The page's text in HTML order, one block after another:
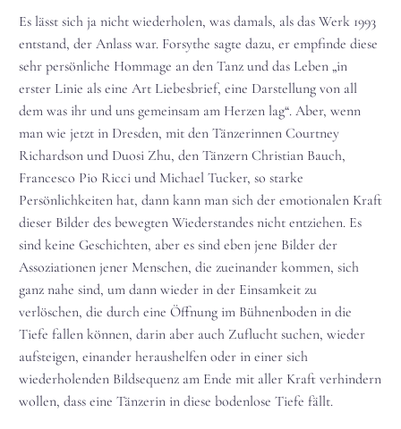
Es lässt sich ja nicht wiederholen, was damals, als das Werk 1993
entstand, der Anlass war. Forsythe sagte dazu, er empfinde diese
sehr persönliche Hommage an den Tanz und das Leben „in
erster Linie als eine Art Liebesbrief, eine Darstellung von all
dem was ihr und uns gemeinsam am Herzen lag“. Aber, wenn
man wie jetzt in Dresden, mit den Tänzerinnen Courtney
Richardson und Duosi Zhu, den Tänzern Christian Bauch,
Francesco Pio Ricci und Michael Tucker, so starke
Persönlichkeiten hat, dann kann man sich der emotionalen Kraft
dieser Bilder des bewegten Wiederstandes nicht entziehen. Es
sind keine Geschichten, aber es sind eben jene Bilder der
Assoziationen jener Menschen, die zueinander kommen, sich
ganz nahe sind, um dann wieder in der Einsamkeit zu
verlöschen, die durch eine Öffnung im Bühnenboden in die
Tiefe fallen können, darin aber auch Zuflucht suchen, wieder
aufsteigen, einander heraushelfen oder in einer sich
wiederholenden Bildsequenz am Ende mit aller Kraft verhindern
wollen, dass eine Tänzerin in diese bodenlose Tiefe fällt.